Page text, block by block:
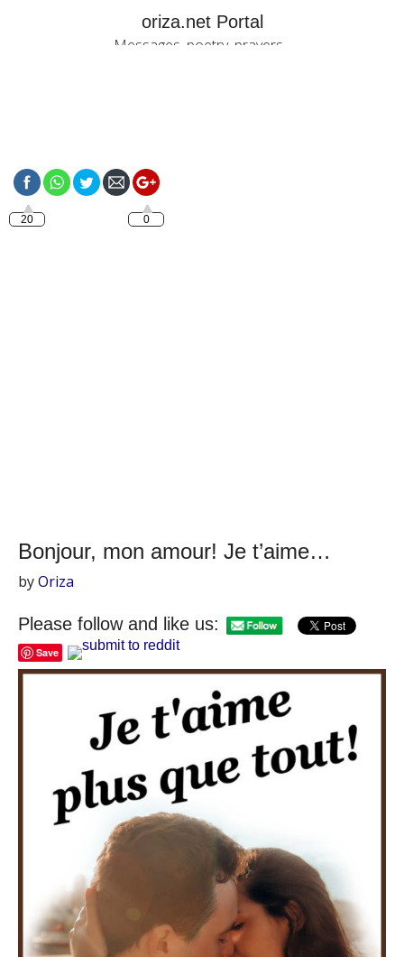
oriza.net Portal
Messages, poetry, prayers...
Bonjour, mon amour! Je t’aime…
byOriza
Please follow and like us:
Save
20 0
je-taime-7